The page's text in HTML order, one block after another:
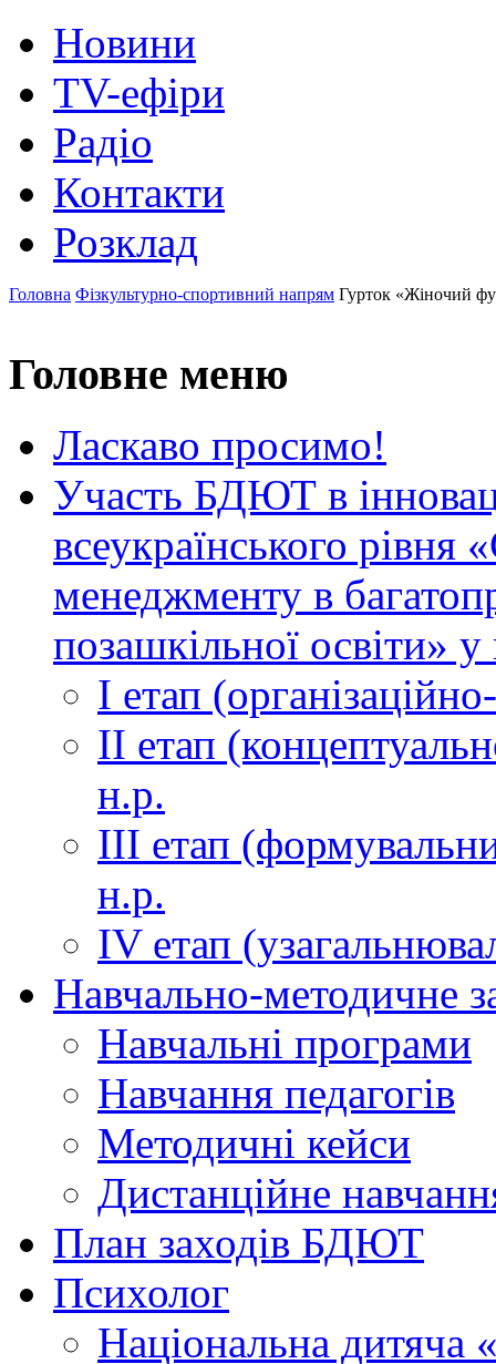
Новини
TV-ефіри
Радіо
Контакти
Розклад
Головна Фізкультурно-спортивний напрям Гурток «Жіночий
Головне меню
Ласкаво просимо!
Участь БДЮТ в
всеукраїнського рівня
менеджменту в
позашкільної освіти»
І етап
ІІ етап
н.р.
ІІІ етап
н.р.
ІV етап
Навчально-методичне
Навчальні програми
Навчання педагогів
Методичні кейси
Дистанційне
План заходів БДЮТ
Психолог
Національна дитяча